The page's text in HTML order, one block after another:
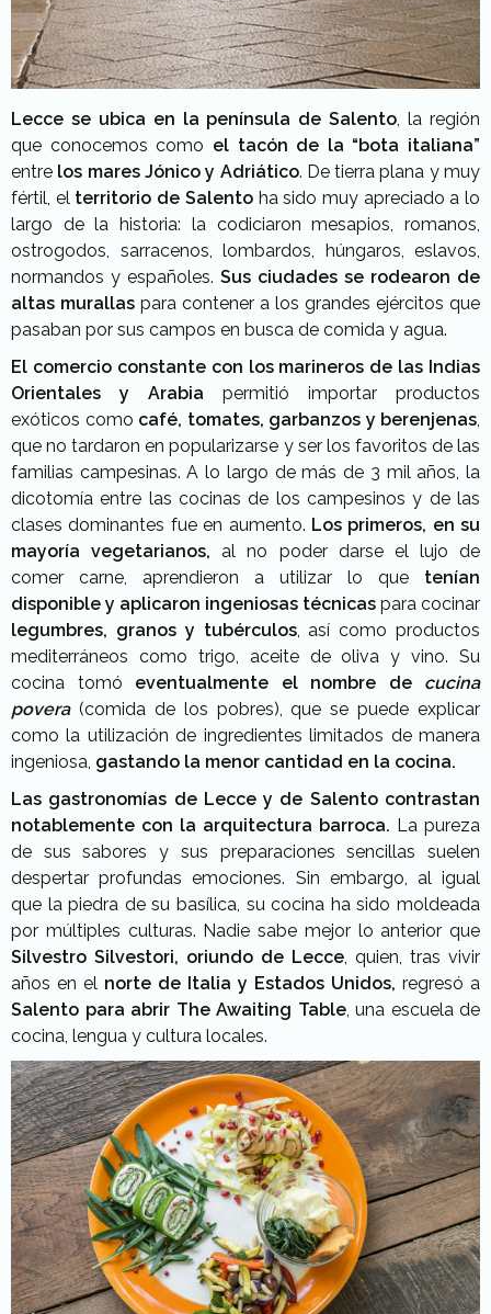
Lecce se ubica en la península de Salento , la región
que conocemos como el tacón de la “bota italiana”
entre los mares Jónico y Adriático. De tierra plana y muy
fértil, el territorio de Salentoha sido muy apreciado a lo
largo de la historia: la codiciaron mesapios, romanos,
ostrogodos, sarracenos, lombardos, húngaros, eslavos,
normandos y españoles. Sus ciudades se rodearon de
altas murallas para contener a los grandes ejércitos que
pasaban por sus campos en busca de comida y agua.
El comercio constante con los marineros de las Indias
Orientales y Arabia permitió importar productos
exóticos como café, tomates, garbanzos y berenjenas
que no tardaron en popularizarse y ser los favoritos de las
familias campesinas. A lo largo de más de 3 mil años, la
dicotomía entre las cocinas de los campesinos y de las
clases dominantes fue en aumento. Los primeros, en su
mayoría vegetarianos, al no poder darse el lujo de
comer carne, aprendieron a utilizar lo que tenían
disponible y aplicaron ingeniosas técnicas para cocinar
legumbres, granos y tubérculos, así como productos
mediterráneos como trigo, aceite de oliva y vino. Su
cocina tomó eventualmente el nombre de cucina
povera(comida de los pobres), que se puede explicar
como la utilización de ingredientes limitados de manera
ingeniosa, gastando la menor cantidad en la cocina.
Las gastronomías de Lecce y de Salento contrastan
notablemente con la arquitectura barroca. La pureza
de sus sabores y sus preparaciones sencillas suelen
despertar profundas emociones. Sin embargo, al igual
que la piedra de su basílica, su cocina ha sido moldeada
por múltiples culturas. Nadie sabe mejor lo anterior que
Silvestro Silvestori, oriundo de Lecce , quien, tras vivir
años en el norte de Italia y Estados Unidos, regresó a
Salento para abrir The Awaiting Table, una escuela de
cocina, lengua y cultura locales.